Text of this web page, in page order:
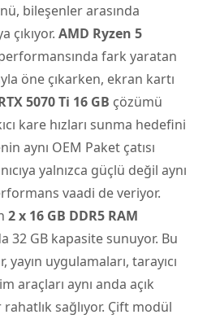
bileşenler arasında
çıkıyor. AMD Ryzen 5
fark yaratan
öne çıkarken, ekran kartı
5070 Ti 16 GB çözümü
kare hızları sunma hedefini
aynı OEM Paket çatısı
yalnızca güçlü değil aynı
vaadi de veriyor.
2 x 16 GB DDR5 RAM
32 GB kapasite sunuyor. Bu
uygulamaları, tarayıcı
araçları aynı anda açık
sağlıyor. Çift modül